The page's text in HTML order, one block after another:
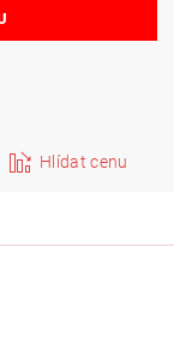
Hlídat cenu